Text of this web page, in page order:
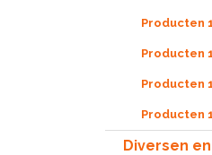
Producten
Producten
Producten
Producten
Diversen